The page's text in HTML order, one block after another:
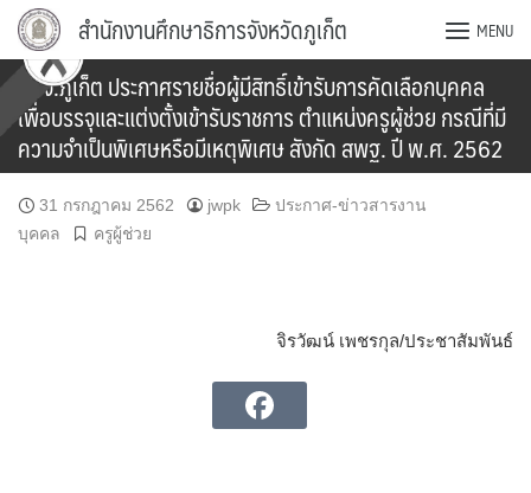
Skip
content
สำนักงานศึกษาธิการจังหวัดภูเก็ต MENU
กศจ.ภูเก็ต ประกาศรายชื่อผู้มีสิทธิ์เข้ารับการคัดเลือกบุคคล
เพื่อบรรจุและแต่งตั้งเข้ารับราชการ ตำแหน่งครูผู้ช่วย กรณีที่มี
ความจำเป็นพิเศษหรือมีเหตุพิเศษ สังกัด สพฐ. ปี พ.ศ. 2562
31 กรกฎาคม 2562 jwpk
ประกาศ-ข่าวสารงาน
บุคคล
ครูผู้ช่วย
จิรวัฒน์ เพชรกุล/ประชาสัมพันธ์